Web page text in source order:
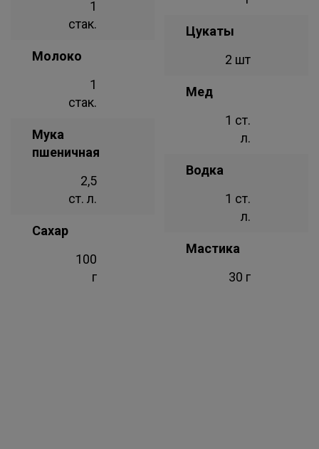
1
стак.
Молоко
1
стак.
Мука
пшеничная
2,5
ст. л.
Сахар
100
г
Цукаты
2 шт
Мед
1 ст.
л.
Водка
1 ст.
л.
Мастика
30 г